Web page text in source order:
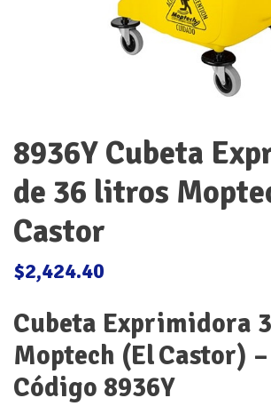
8936Y Cubeta
de 36 litros
Castor
$2,424.40
Cubeta Exprimidora
Moptech (El Castor) –
Código 8936Y